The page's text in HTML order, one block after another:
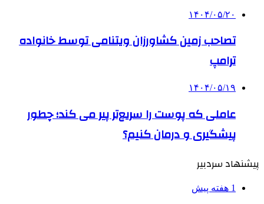
۱۴۰۴/۰۵/۲۰
تصاحب زمین کشاورزان ویتنامی توسط خانواده
ترامپ
۱۴۰۴/۰۵/۱۹
عاملی که پوست را سریع‌تر پیر می کند؛ چطور
پیشگیری و درمان کنیم؟
پیشنهاد سردبیر
1 هفته پیش